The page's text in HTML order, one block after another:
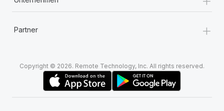
Partner +
Copyright © 2026. Remote Technology, Inc. All rights reserved.